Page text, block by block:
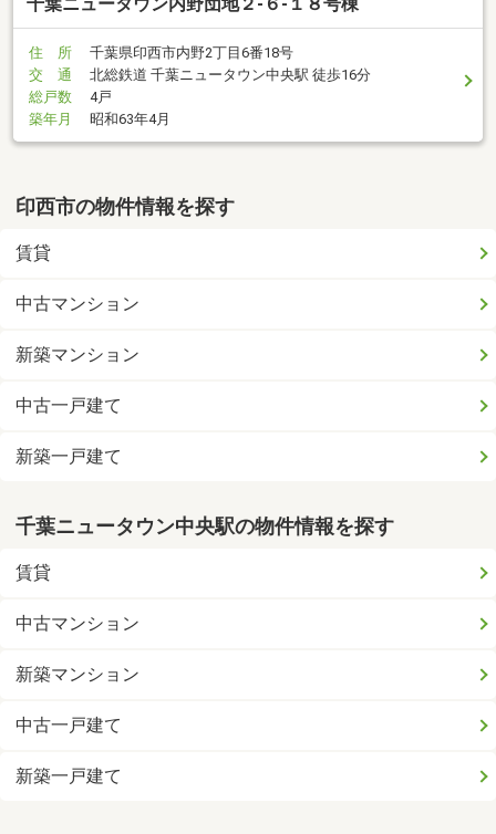
住 所
千葉県印西市内野2丁目6番18号
交 通
北総鉄道 千葉ニュータウン中央駅 徒歩16分
総戸数
4戸
築年月
昭和63年4月
印西市の物件情報を探す
賃貸
中古マンション
新築マンション
中古一戸建て
新築一戸建て
千葉ニュータウン中央駅の物件情報を探す
賃貸
中古マンション
新築マンション
中古一戸建て
新築一戸建て